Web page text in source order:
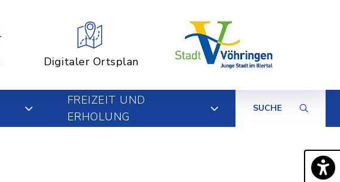
Digitaler Ortsplan
FREIZEIT UND
ERHOLUNG
SUCHE